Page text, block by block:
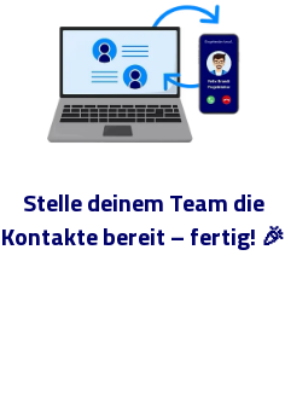
Stelle deinem Team die
Kontakte bereit – fertig! 🎉